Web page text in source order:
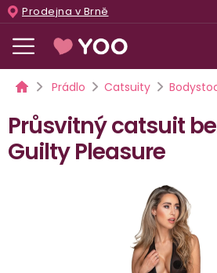
Přejít
na
obsah
Prodejna v Brně
DomůPrádlo Catsuity
Průsvitný catsuit
Guilty Pleasure